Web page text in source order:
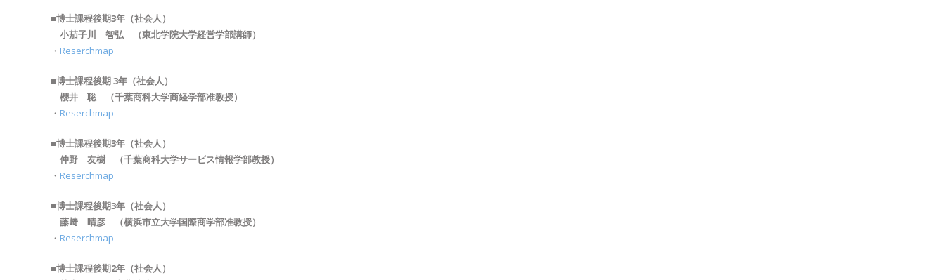
■博士課程後期3年（社会人）
小茄子川 智弘 （東北学院大学経営学部講師）
・ Reserchmap
■博士課程後期3年（社会人）
櫻井 聡 （千葉商科大学商経学部准教授）
・ Reserchmap
■博士課程後期3年（社会人）
仲野 友樹 （千葉商科大学サービス情報学部教授）
・ Reserchmap
■博士課程後期3年（社会人）
藤﨑 晴彦 （横浜市立大学国際商学部准教授）
・ Reserchmap
■博士課程後期2年（社会人）